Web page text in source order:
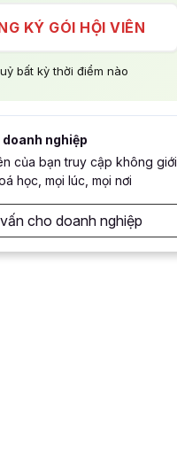
KÝ GÓI HỘI VIÊN
bất kỳ thời điểm nào
nghiệp
của bạn truy cập không giới
học, mọi lúc, mọi nơi
cho doanh nghiệp